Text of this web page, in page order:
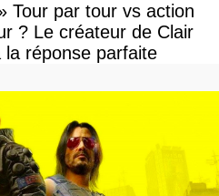
Tour par tour vs action
? Le créateur de Clair
réponse parfaite